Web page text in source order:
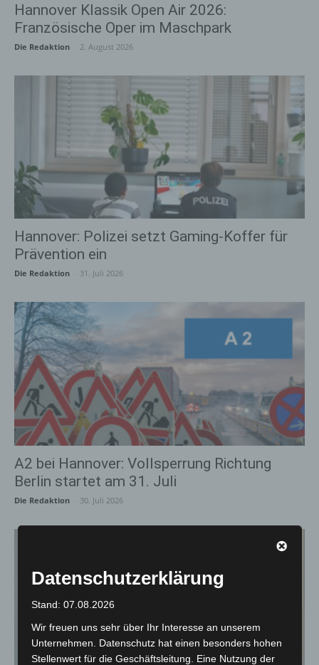
Hannover Klassik Open Air 2026:
Französische Oper im Maschpark
Die Redaktion 2. August 2026
Hannover: Polizei setzt Gaming-Koffer für
Prävention ein
Die Redaktion 31. Juli 2026
A2 bei Hannover: Vollsperrung Richtung
Berlin startet am 31. Juli
Die Redaktion 30. Juli 2026
Datenschutzerklärung
Stand: 07.08.2026
Wir freuen uns sehr über Ihr Interesse an unserem
Unternehmen. Datenschutz hat einen besonders hohen
Stellenwert für die Geschäftsleitung. Eine Nutzung der